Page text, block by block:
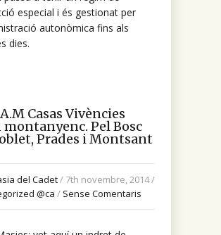
especial i és gestionat per
autonòmica fins als
dies.
Casas Vivències
montanyenc. Pel Bosc
Prades i Montsant
del Cadet/ 7th novembre, 2014 /
@ca / Sense Comentaris